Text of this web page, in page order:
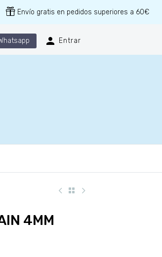
Envío gratis en pedidos superiores a 60€
Entrar
4MM